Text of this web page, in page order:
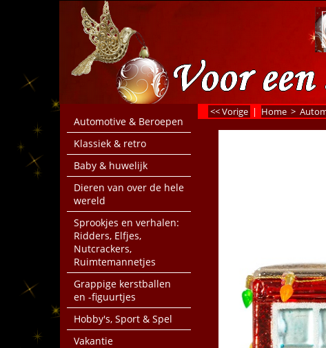
Automotive & Beroepen
Klassiek & retro
Baby & huwelijk
Dieren van over de hele
wereld
Sprookjes en verhalen:
Ridders, Elfjes,
Nutcrackers,
Ruimtemannetjes
Grappige kerstballen
en -figuurtjes
Hobby's, Sport & Spel
Vakantie
<< Vorige | Home >